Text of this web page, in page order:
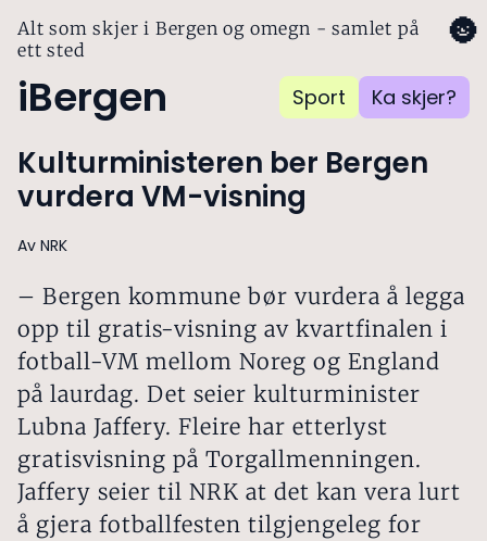
Alt som skjer i Bergen og omegn - samlet på
ett sted
iBergen Sport Ka skjer?
🌚
Kulturministeren ber Bergen
vurdera VM-visning
Av NRK
– Bergen kommune bør vurdera å legga
opp til gratis-visning av kvartfinalen i
fotball-VM mellom Noreg og England
på laurdag. Det seier kulturminister
Lubna Jaffery. Fleire har etterlyst
gratisvisning på Torgallmenningen.
Jaffery seier til NRK at det kan vera lurt
å gjera fotballfesten tilgjengeleg for